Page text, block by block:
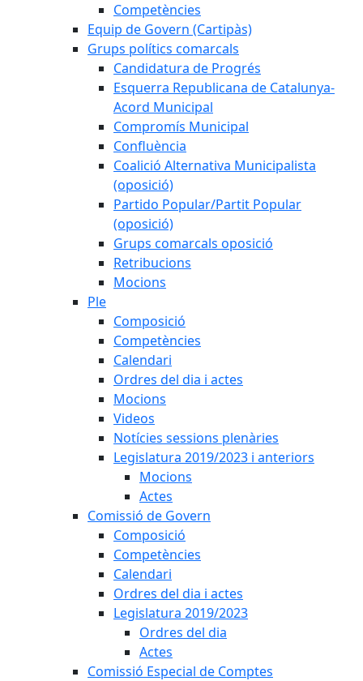
Competències
Equip de Govern (Cartipàs)
Grups polítics comarcals
Candidatura de Progrés
Esquerra Republicana de Catalunya-
Acord Municipal
Compromís Municipal
Confluència
Coalició Alternativa Municipalista
(oposició)
Partido Popular/Partit Popular
(oposició)
Grups comarcals oposició
Retribucions
Mocions
Ple
Composició
Competències
Calendari
Ordres del dia i actes
Mocions
Videos
Notícies sessions plenàries
Legislatura 2019/2023 i anteriors
Mocions
Actes
Comissió de Govern
Composició
Competències
Calendari
Ordres del dia i actes
Legislatura 2019/2023
Ordres del dia
Actes
Comissió Especial de Comptes